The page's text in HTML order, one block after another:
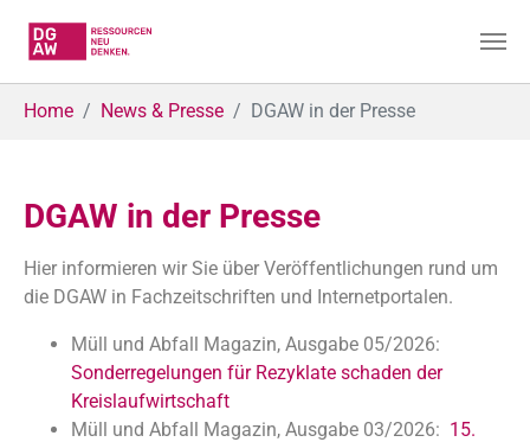
Home News & Presse DGAW in der Presse
DGAW in der Presse
Hier informieren wir Sie über Veröffentlichungen rund um
die DGAW in Fachzeitschriften und Internetportalen.
Müll und Abfall Magazin, Ausgabe 05/2026:
Sonderregelungen für Rezyklate schaden der
Kreislaufwirtschaft
Müll und Abfall Magazin, Ausgabe 03/2026: 15.